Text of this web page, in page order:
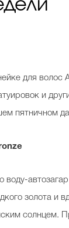
для волос
и
пятничном
воду-автозагар
золота и
солнцем.